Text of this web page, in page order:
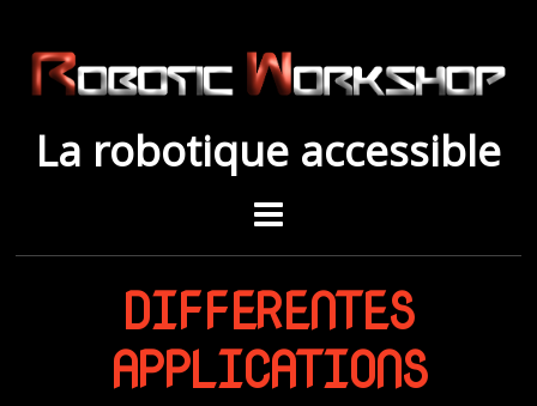
La robotique accessible
DIFFERENTES
APPLICATIONS